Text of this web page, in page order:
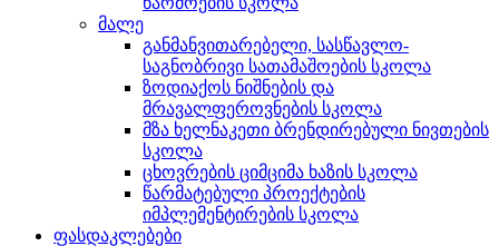
მალე
განმანვითარებელი, სასწავლო-
საგნობრივი სათამაშოების სკოლა
ზოდიაქოს ნიშნების და
მრავალფეროვნების სკოლა
მზა ხელნაკეთი ბრენდირებული ნივთების
სკოლა
ცხოვრების ციმციმა ხაზის სკოლა
წარმატებული პროექტების
იმპლემენტირების სკოლა
ფასდაკლებები